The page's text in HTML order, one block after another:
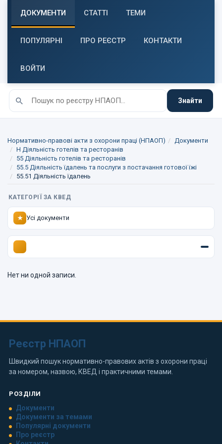
ДОКУМЕНТИ СТАТТІ ТЕМИ
ПОПУЛЯРНІ ПРО РЕЄСТР КОНТАКТИ
ВОЙТИ
Знайти
Нормативно-правові акти з охорони праці (НПАОП)
Документи
H Діяльність готелів та ресторанів
55 Діяльність готелів та ресторанів
55.5 Діяльність їдалень та послуги з постачання готової їжі
55.51 Діяльність їдалень
КАТЕГОРІЇ ЗА КВЕД
★ Усі документи
Нет ни одной записи.
Реєстр НПАОП
Швидкий пошук нормативно-правових актів з охорони праці
за номером, назвою, КВЕД і практичними темами.
РОЗДІЛИ
Документи
Документи за темами
Популярні документи
Про реєстр